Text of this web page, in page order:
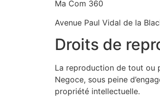
Ma Com 360
Avenue Paul Vidal de la
Droits de
La reproduction de tout ou
Negoce, sous peine
propriété intellectuelle.